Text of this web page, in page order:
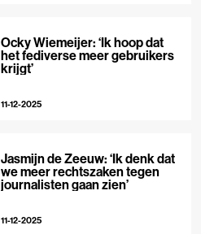
Ocky Wiemeijer: ‘Ik hoop dat
het fediverse meer gebruikers
krijgt’
11-12-2025
Jasmijn de Zeeuw: ‘Ik denk dat
we meer rechtszaken tegen
journalisten gaan zien’
11-12-2025